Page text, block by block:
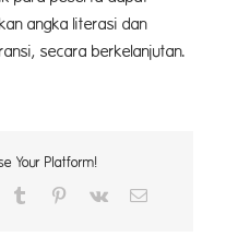
angka literasi dan
secara berkelanjutan.
Your Platform!
Tumblr Pinterest
Vk Email